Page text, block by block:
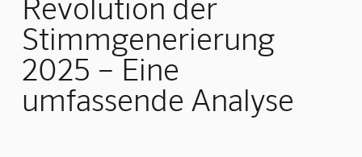
Stimmgenerierung
2025 – Eine
umfassende Analyse